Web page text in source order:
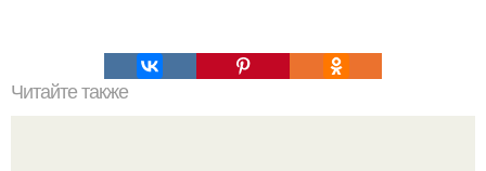
Читайте также